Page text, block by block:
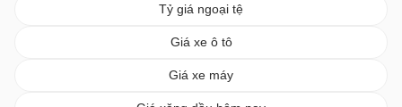
Tỷ giá ngoại tệ
Giá xe ô tô
Giá xe máy